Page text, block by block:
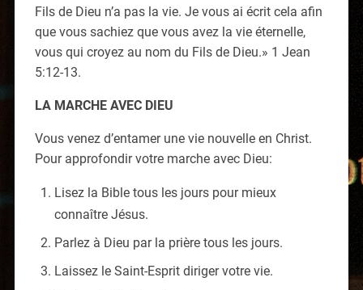
Fils de Dieu n’a pas la vie. Je vous ai écrit cela afin
que vous sachiez que vous avez la vie éternelle,
vous qui croyez au nom du Fils de Dieu.» 1 Jean
5:12-13.
LA MARCHE AVEC DIEU
Vous venez d’entamer une vie nouvelle en Christ.
Pour approfondir votre marche avec Dieu:
Lisez la Bible tous les jours pour mieux
connaître Jésus.
Parlez à Dieu par la prière tous les jours.
Laissez le Saint-Esprit diriger votre vie.